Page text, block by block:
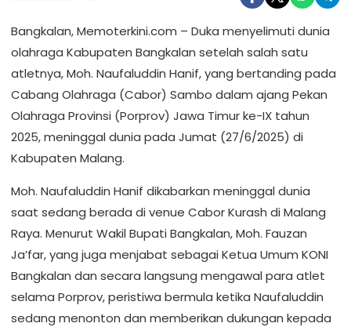
Bangkalan, Memoterkini.com – Duka menyelimuti dunia
olahraga Kabupaten Bangkalan setelah salah satu
atletnya, Moh. Naufaluddin Hanif, yang bertanding pada
Cabang Olahraga (Cabor) Sambo dalam ajang Pekan
Olahraga Provinsi (Porprov) Jawa Timur ke-IX tahun
2025, meninggal dunia pada Jumat (27/6/2025) di
Kabupaten Malang.
Moh. Naufaluddin Hanif dikabarkan meninggal dunia
saat sedang berada di venue Cabor Kurash di Malang
Raya. Menurut Wakil Bupati Bangkalan, Moh. Fauzan
Ja’far, yang juga menjabat sebagai Ketua Umum KONI
Bangkalan dan secara langsung mengawal para atlet
selama Porprov, peristiwa bermula ketika Naufaluddin
sedang menonton dan memberikan dukungan kepada